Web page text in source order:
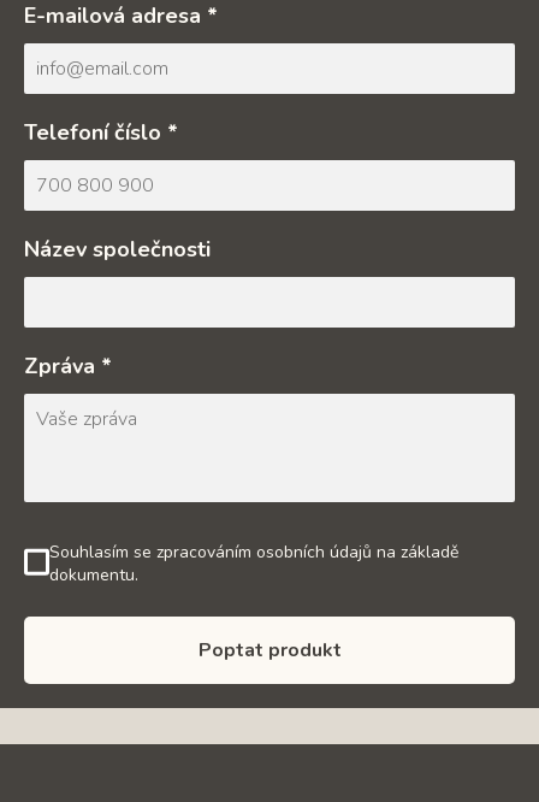
E-mailová adresa *
Telefoní číslo *
Název společnosti
Zpráva *
Souhlasím se zpracováním osobních údajů na základě
dokumentu.
Poptat produkt